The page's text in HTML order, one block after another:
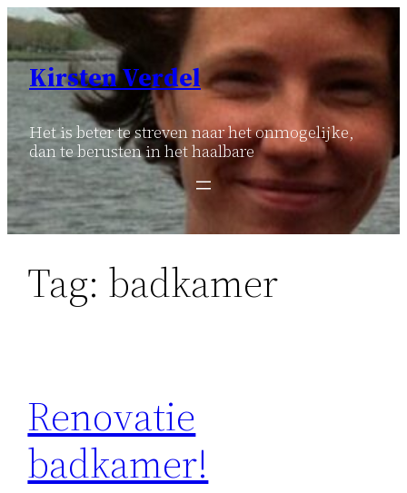
Ga
naar
inhoud
Kirsten Verdel
Het is beter te streven naar het onmogelijke,
dan te berusten in het haalbare
Tag: badkamer
Renovatie
badkamer!